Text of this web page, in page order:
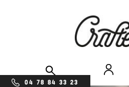
04 78 84 33 23